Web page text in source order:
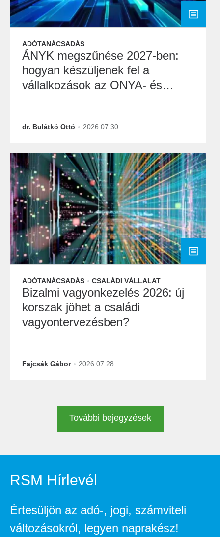
ADÓTANÁCSADÁS
ÁNYK megszűnése 2027-ben:
hogyan készüljenek fel a
vállalkozások az ONYA- és
dr. Bulátkó Ottó 2026.07.30
ADÓTANÁCSADÁS CSALÁDI VÁLLALAT
Bizalmi vagyonkezelés 2026: új
korszak jöhet a családi
vagyontervezésben?
Fajcsák Gábor 2026.07.28
További bejegyzések
RSM Hírlevél
Értesüljön az adó-, jogi, számviteli
változásokról, legyen naprakész!